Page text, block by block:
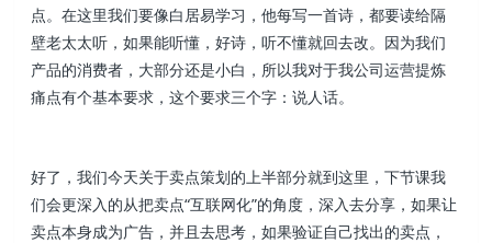
点。在这里我们要像白居易学习，他每写一首诗，都要读给隔
壁老太太听，如果能听懂，好诗，听不懂就回去改。因为我们
产品的消费者，大部分还是小白，所以我对于我公司运营提炼
痛点有个基本要求，这个要求三个字：说人话。
好了，我们今天关于卖点策划的上半部分就到这里，下节课我
们会更深入的从把卖点“互联网化”的角度，深入去分享，如果让
卖点本身成为广告，并且去思考，如果验证自己找出的卖点，